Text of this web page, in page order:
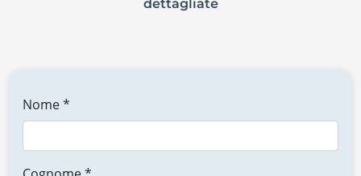
dettagliate
Nome *